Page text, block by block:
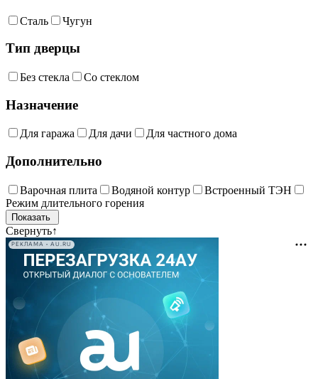
Сталь Чугун
Тип дверцы
Без стекла Со стеклом
Назначение
Для гаража Для дачи Для частного дома
Дополнительно
Варочная плита Водяной контур
Встроенный ТЭН
Режим длительного горения
Свернуть↑
РЕКЛАМА • AU.RU